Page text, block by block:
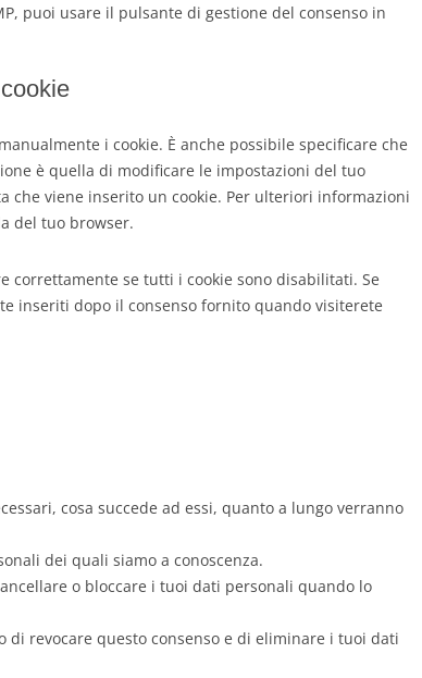
puoi usare il pulsante di gestione del consenso in
i cookie. È anche possibile specificare che
è quella di modificare le impostazioni del tuo
che viene inserito un cookie. Per ulteriori informazioni
del tuo browser.
correttamente se tutti i cookie sono disabilitati. Se
inseriti dopo il consenso fornito quando visiterete
cosa succede ad essi, quanto a lungo verranno
dei quali siamo a conoscenza.
o bloccare i tuoi dati personali quando lo
revocare questo consenso e di eliminare i tuoi dati